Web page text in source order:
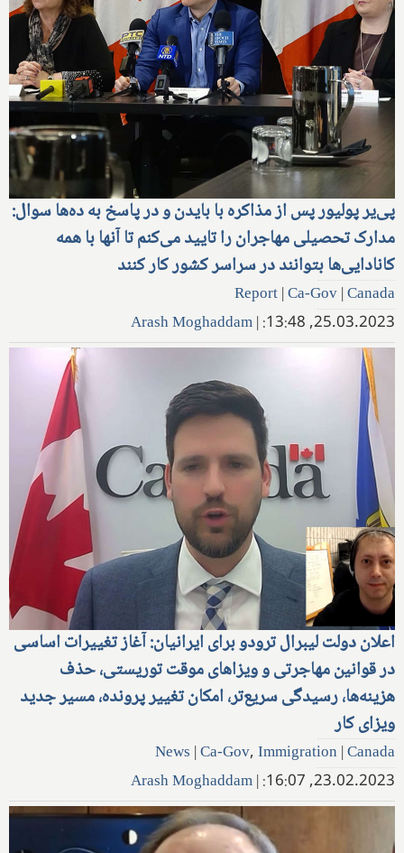
پی‌یر پولیور پس از مذاکره با بایدن و در پاسخ به ده‌ها سوال:
مدارک تحصیلی مهاجران را تایید می‌کنم تا آنها با همه
کانادایی‌ها بتوانند در سراسر کشور کار کنند
Report|Ca-Gov|Canada
25.03.2023, 13:48:
|
Arash Moghaddam
اعلان دولت لیبرال ترودو برای ایرانیان: آغاز تغییرات اساسی
در قوانین مهاجرتی و ویزاهای موقت توریستی، حذف
هزینه‌ها، رسیدگی سریع‌تر، امکان تغییر پرونده، مسیر جدید
ویزای کار
News |Ca-Gov,Immigration |Canada
23.02.2023, 16:07:
|
Arash Moghaddam